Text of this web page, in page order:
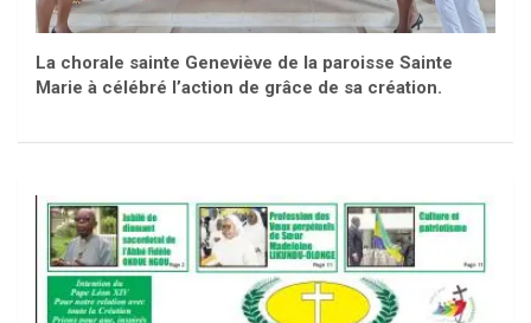
La chorale sainte Geneviève de la paroisse Sainte
Marie à célébré l’action de grâce de sa création.